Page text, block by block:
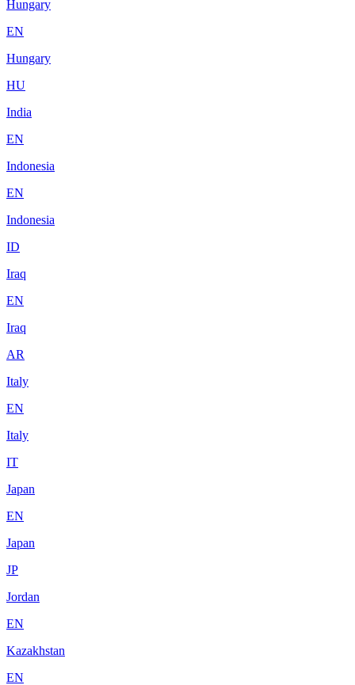
Hungary
EN
Hungary
HU
India
EN
Indonesia
EN
Indonesia
ID
Iraq
EN
Iraq
AR
Italy
EN
Italy
IT
Japan
EN
Japan
JP
Jordan
EN
Kazakhstan
EN